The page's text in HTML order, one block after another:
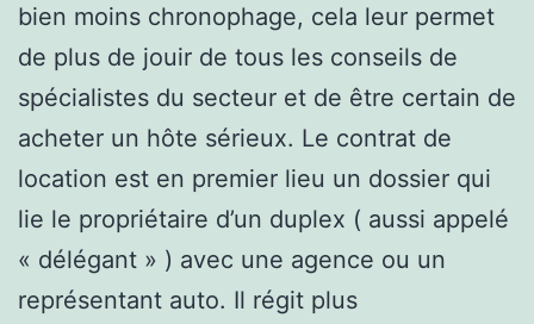
bien moins chronophage, cela leur permet
de plus de jouir de tous les conseils de
spécialistes du secteur et de être certain de
acheter un hôte sérieux. Le contrat de
location est en premier lieu un dossier qui
lie le propriétaire d’un duplex ( aussi appelé
« délégant » ) avec une agence ou un
représentant auto. Il régit plus